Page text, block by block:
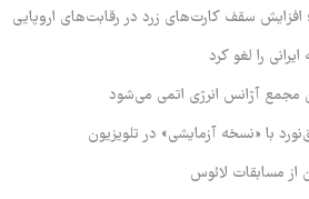
افزایش سقف کارت‌های زرد در رقابت‌های اروپایی
را لغو کرد
مجمع آژانس انرژی اتمی می‌شود
با «نسخه آزمایشی» در تلویزیون
از مسابقات لائوس